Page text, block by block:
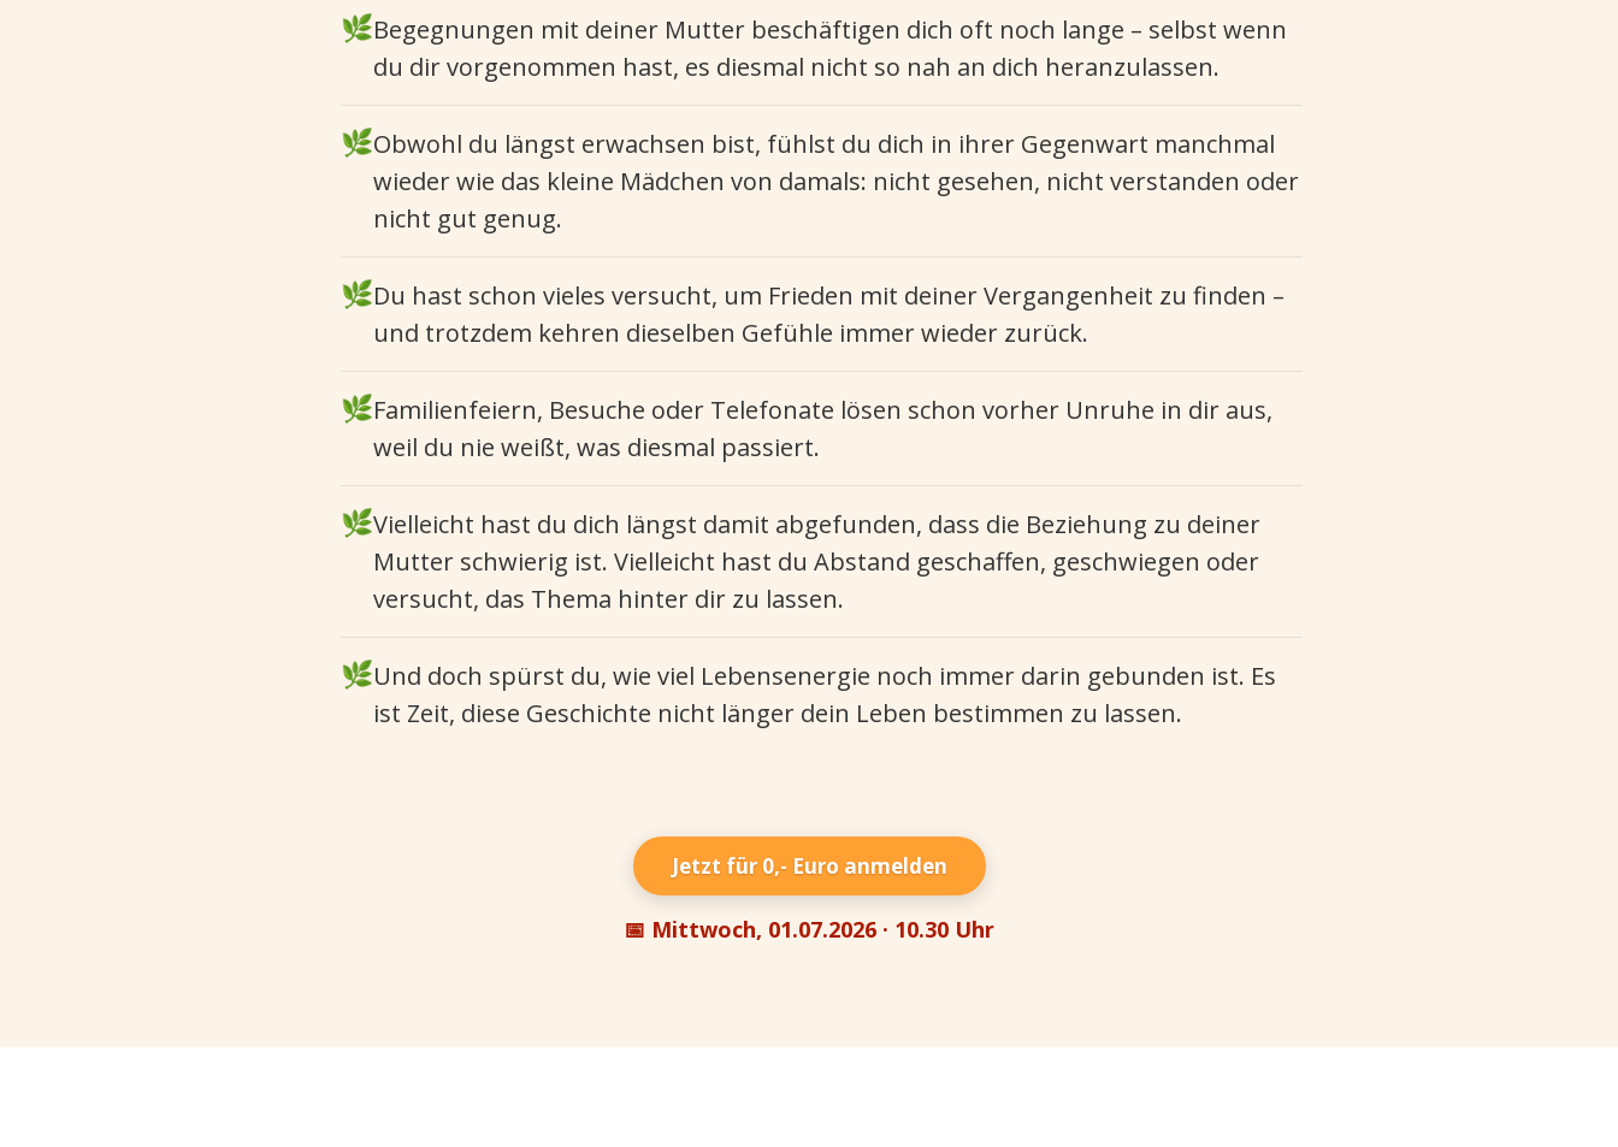
🌿Begegnungen mit deiner Mutter beschäftigen dich oft noch lange – selbst wenn
du dir vorgenommen hast, es diesmal nicht so nah an dich heranzulassen.
🌿Obwohl du längst erwachsen bist, fühlst du dich in ihrer Gegenwart manchmal
wieder wie das kleine Mädchen von damals: nicht gesehen, nicht verstanden oder
nicht gut genug.
🌿Du hast schon vieles versucht, um Frieden mit deiner Vergangenheit zu finden –
und trotzdem kehren dieselben Gefühle immer wieder zurück.
🌿Familienfeiern, Besuche oder Telefonate lösen schon vorher Unruhe in dir aus,
weil du nie weißt, was diesmal passiert.
🌿Vielleicht hast du dich längst damit abgefunden, dass die Beziehung zu deiner
Mutter schwierig ist. Vielleicht hast du Abstand geschaffen, geschwiegen oder
versucht, das Thema hinter dir zu lassen.
🌿Und doch spürst du, wie viel Lebensenergie noch immer darin gebunden ist. Es
ist Zeit, diese Geschichte nicht länger dein Leben bestimmen zu lassen.
Jetzt für 0,- Euro anmelden
📅 Mittwoch, 01.07.2026 · 10.30 Uhr